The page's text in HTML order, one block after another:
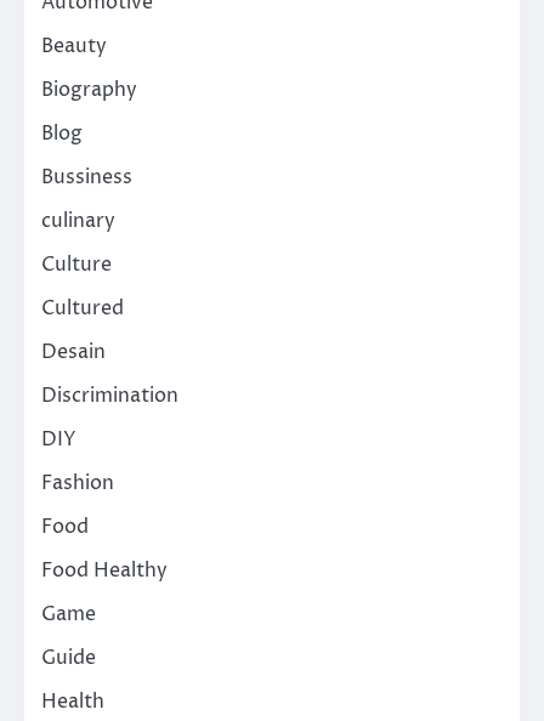
Beauty
Biography
Blog
Bussiness
culinary
Culture
Cultured
Desain
Discrimination
DIY
Fashion
Food
Food Healthy
Game
Guide
Health